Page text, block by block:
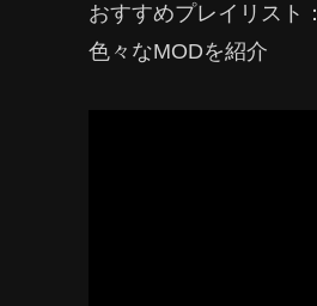
おすすめプレイリスト：
色々なMODを紹介